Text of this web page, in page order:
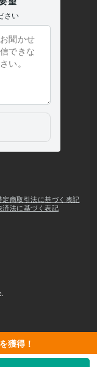
獲得！